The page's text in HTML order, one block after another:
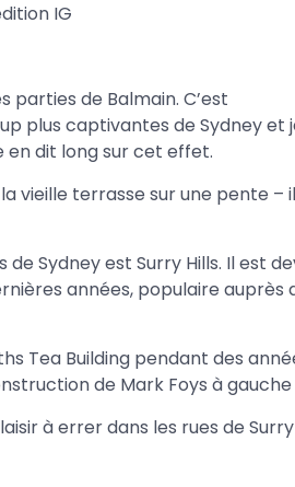
IG
parties de Balmain. C’est
plus captivantes de Sydney et
en dit long sur cet effet.
vieille terrasse sur une pente –
Sydney est Surry Hills. Il est
années, populaire auprès
Tea Building pendant des
de Mark Foys à gauche
à errer dans les rues de Surry